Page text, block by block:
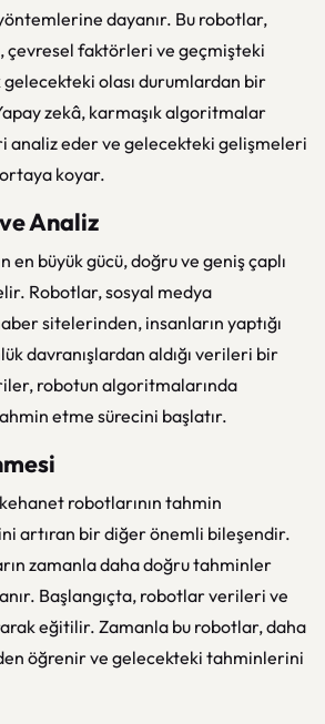
dayanır. Bu robotlar,
çevresel faktörleri ve geçmişteki
olası durumlardan bir
zekâ, karmaşık algoritmalar
analiz eder ve gelecekteki gelişmeleri
koyar.
Analiz
en büyük gücü, doğru ve geniş çaplı
Robotlar, sosyal medya
sitelerinden, insanların yaptığı
davranışlardan aldığı verileri bir
robotun algoritmalarında
etme sürecini başlatır.
robotlarının tahmin
artıran bir diğer önemli bileşendir.
zamanla daha doğru tahminler
Başlangıçta, robotlar verileri ve
eğitilir. Zamanla bu robotlar, daha
öğrenir ve gelecekteki tahminlerini